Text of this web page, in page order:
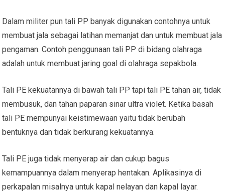
Dalam militer pun tali PP banyak digunakan contohnya untuk
membuat jala sebagai latihan memanjat dan untuk membuat jala
pengaman. Contoh penggunaan tali PP di bidang olahraga
adalah untuk membuat jaring goal di olahraga sepakbola.
Tali PE kekuatannya di bawah tali PP tapi tali PE tahan air, tidak
membusuk, dan tahan paparan sinar ultra violet. Ketika basah
tali PE mempunyai keistimewaan yaitu tidak berubah
bentuknya dan tidak berkurang kekuatannya.
Tali PE juga tidak menyerap air dan cukup bagus
kemampuannya dalam menyerap hentakan. Aplikasinya di
perkapalan misalnya untuk kapal nelayan dan kapal layar.